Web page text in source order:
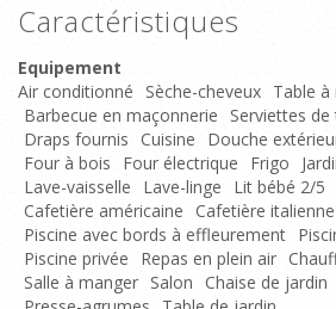
Caractéristiques
Equipement
Air conditionné
Sèche-cheveux Table à
Barbecue en maçonnerie Serviettes
Draps fournis
Cuisine Douche
Four à bois
Four électrique Frigo
Lave-vaisselle
Lave-linge Lit bébé 2/5
Cafetière américaine
Cafetière
Piscine avec bords à effleurement
Piscine privée
Repas en plein air
Salle à manger Salon Chaise de jardin